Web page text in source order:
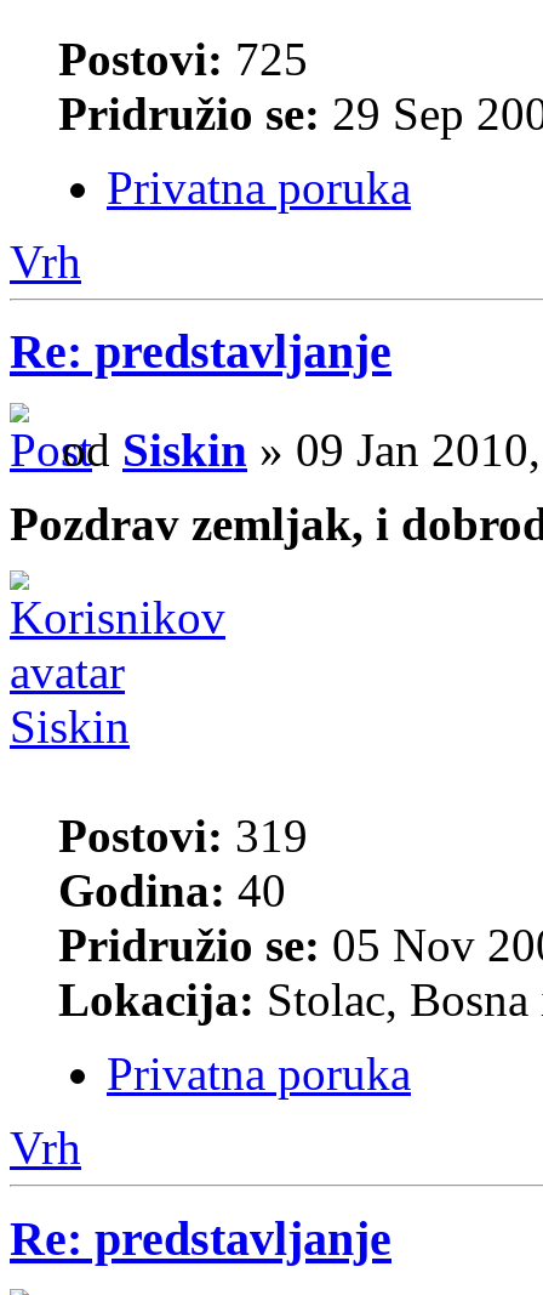
Postovi: 725
Pridružio se: 29 Sep
Privatna poruka
Vrh
Re: predstavljanje
od Siskin » 09 Jan
Pozdrav zemljak, i
Siskin
Postovi: 319
Godina: 40
Pridružio se: 05 Nov
Lokacija: Stolac,
Privatna poruka
Vrh
Re: predstavljanje